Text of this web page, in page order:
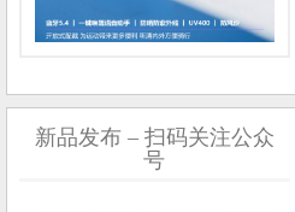
新品发布 – 扫码关注公众
号